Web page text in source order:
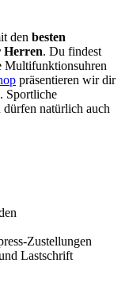
den besten
Herren. Du findest
Multifunktionsuhren
präsentieren wir dir
Sportliche
natürlich auch
Zustellungen
Lastschrift